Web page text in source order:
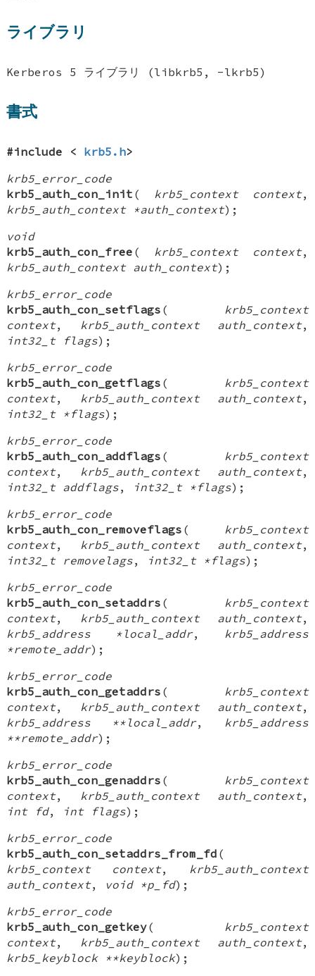
ライブラリ
Kerberos 5 ライブラリ (libkrb5, -lkrb5)
書式
#include < krb5.h>
krb5_error_code
krb5_auth_con_init ( krb5_context context,
krb5_auth_context *auth_context);
void
krb5_auth_con_free ( krb5_context context,
krb5_auth_context auth_context);
krb5_error_code
krb5_auth_con_setflags (
krb5_context
context, krb5_auth_context auth_context,
int32_t flags);
krb5_error_code
krb5_auth_con_getflags (
krb5_context
context, krb5_auth_context auth_context,
int32_t *flags);
krb5_error_code
krb5_auth_con_addflags (
krb5_context
context, krb5_auth_context auth_context,
int32_t addflags, int32_t *flags);
krb5_error_code
krb5_auth_con_removeflags (
krb5_context
context, krb5_auth_context auth_context,
int32_t removelags, int32_t *flags);
krb5_error_code
krb5_auth_con_setaddrs (
krb5_context
context, krb5_auth_context auth_context,
krb5_address *local_addr,
krb5_address
*remote_addr);
krb5_error_code
krb5_auth_con_getaddrs (
krb5_context
context, krb5_auth_context auth_context,
krb5_address **local_addr,
krb5_address
**remote_addr);
krb5_error_code
krb5_auth_con_genaddrs (
krb5_context
context, krb5_auth_context auth_context,
int fd, int flags);
krb5_error_code
krb5_auth_con_setaddrs_from_fd (
krb5_context context,
krb5_auth_context
auth_context, void *p_fd);
krb5_error_code
krb5_auth_con_getkey(
krb5_context
context, krb5_auth_context auth_context,
krb5_keyblock **keyblock);